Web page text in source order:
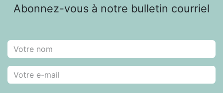
Abonnez-vous à notre bulletin courriel